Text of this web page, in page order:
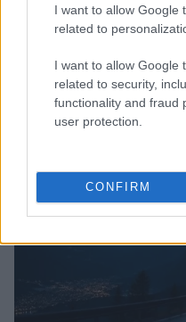
I want to allow Google
related to
I want to allow Google
related to security,
functionality and fraud
user protection.
CONFIRM
Previsioni traffico
peggiori per partire
Alessandro Tassinari · 6 Ago 2026